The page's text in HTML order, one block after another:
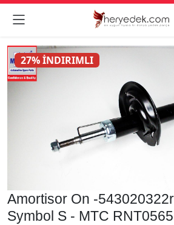

27% İNDIRIMLI
Amortisor On -
Symbol S - MTC RNT0565